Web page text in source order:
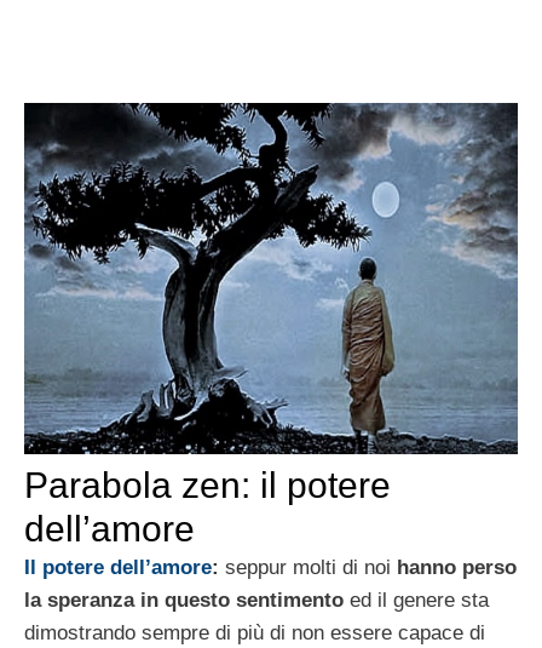
Parabola zen: il potere
dell’amore
Il potere dell’amore: seppur molti di noi hanno perso
la speranza in questo sentimento ed il genere sta
dimostrando sempre di più di non essere capace di